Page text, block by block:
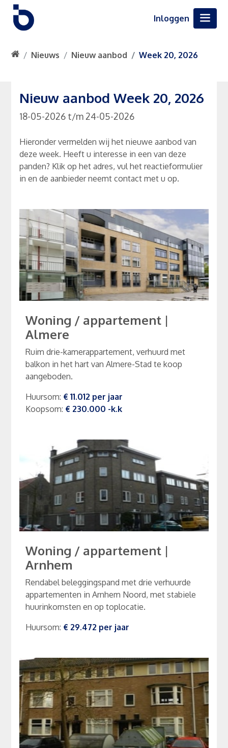
Inloggen
Nieuws Nieuw aanbod Week 20, 2026
Nieuw aanbod Week 20, 2026
18-05-2026 t/m24-05-2026
Hieronder vermelden wij het nieuwe aanbod van
deze week. Heeft u interesse in een van deze
panden? Klik op het adres, vul het reactieformulier
in en de aanbieder neemt contact met u op.
Woning / appartement |
Almere
Ruim drie-kamerappartement, verhuurd met
balkon in het hart van Almere-Stad te koop
aangeboden.
Huursom: € 11.012 per jaar
Koopsom: € 230.000 -k.k
Woning / appartement |
Arnhem
Rendabel beleggingspand met drie verhuurde
appartementen in Arnhem Noord, met stabiele
huurinkomsten en op toplocatie.
Huursom: € 29.472 per jaar